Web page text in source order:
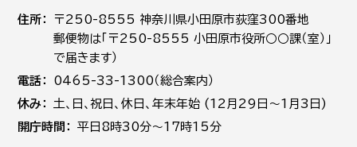
住所
〒250-8555 神奈川県小田原市荻窪300番地
郵便物は「〒250-8555 小田原市役所○○課（室）」
で届きます）
電話
0465-33-1300（総合案内）
休み
土､日､祝日、休日、年末年始 (12月29日～1月3日)
開庁時間
平日8時30分～17時15分